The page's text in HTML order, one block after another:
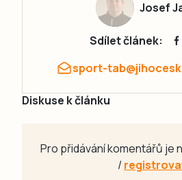
Josef
Sdílet článek:
sport-
Diskuse k článku
Pro přidávání komentářů je
/